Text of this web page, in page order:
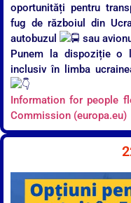
oportunități pentru
fug de războiul din
autobuzul
sau
Punem la dispoziție o
inclusiv în limba
Information for people
Commission (europa.eu)